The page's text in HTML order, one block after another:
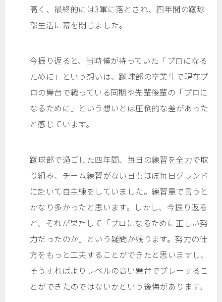
高く、最終的には3軍に落とされ、四年間の蹴球
部生活に幕を閉じました。
今振り返ると、当時僕が持っていた「プロになる
ために」という想いは、蹴球部の卒業生で現在プ
ロの舞台で戦っている同期や先輩後輩の「プロに
なるために」という想いとは圧倒的な差があった
と感じています。
蹴球部で過ごした四年間、毎日の練習を全力で取
り組み、チーム練習がない日もほぼ毎日グランド
に赴いて自主練をしていました。練習量で言うと
かなり多かったと思います。しかし、今振り返る
と、それが果たして「プロになるために正しい努
力だったのか」という疑問が残ります。努力の仕
方をもっと工夫することができたと思いますし、
そうすればよりレベルの高い舞台でプレーするこ
とができたのではないかという後悔があります。